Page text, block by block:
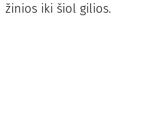
žinios iki šiol gilios.